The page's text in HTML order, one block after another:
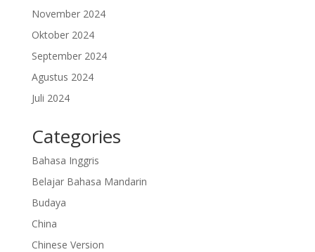
November 2024
Oktober 2024
September 2024
Agustus 2024
Juli 2024
Categories
Bahasa Inggris
Belajar Bahasa Mandarin
Budaya
China
Chinese Version